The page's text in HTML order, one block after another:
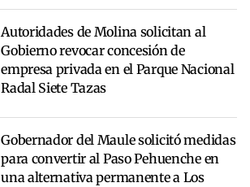
Autoridades de Molina solicitan al
Gobierno revocar concesión de
empresa privada en el Parque Nacional
Radal Siete Tazas
Gobernador del Maule solicitó medidas
para convertir al Paso Pehuenche en
una alternativa permanente a Los